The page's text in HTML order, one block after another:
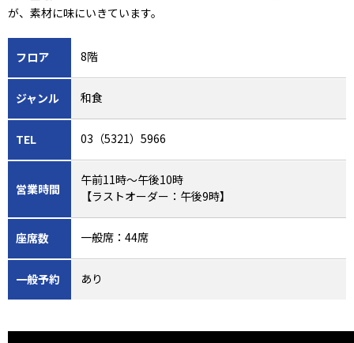
が、素材に味にいきています。
フロア 8階
ジャンル 和食
TEL 03（5321）5966
営業時間
午前11時～午後10時
【ラストオーダー：午後9時】
座席数 一般席：44席
一般予約 あり